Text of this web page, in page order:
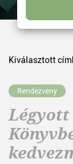
Kiválasztott
Rendezvény
Légyott